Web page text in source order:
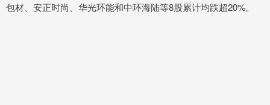
包材、安正时尚、华光环能和中环海陆等8股累计均跌超20%。